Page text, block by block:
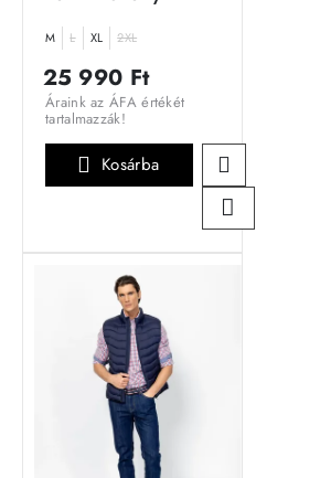
M L XL 2XL
25 990 Ft
Áraink az ÁFA értékét
tartalmazzák!
Kosárba